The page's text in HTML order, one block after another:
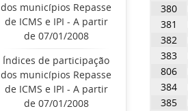
dos municípios Repasse
de ICMS e IPI - A partir
de 07/01/2008
Índices de participação
dos municípios Repasse
de ICMS e IPI - A partir
de 07/01/2008
380
381
382
383
806
384
385